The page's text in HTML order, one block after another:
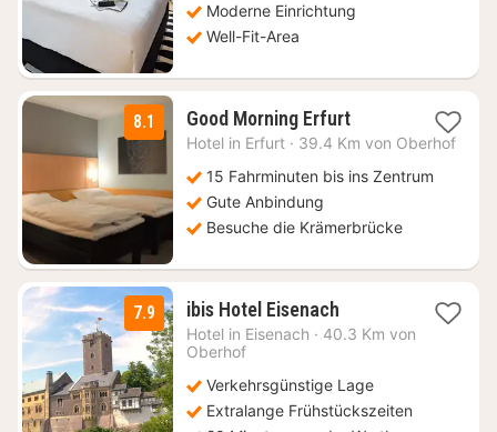
Moderne Einrichtung
Well-Fit-Area
8.1 Good Morning Erfurt1
Nacht
55,76
Hotel in Erfurt · 39.4 Km von Oberhof
15 Fahrminuten bis ins Zentrum
Gute Anbindung
Besuche die Krämerbrücke
7.9 ibis Hotel Eisenach1
Nacht
€
Hotel in Eisenach · 40.3 Km von
Oberhof
Verkehrsgünstige Lage
Extralange Frühstückszeiten